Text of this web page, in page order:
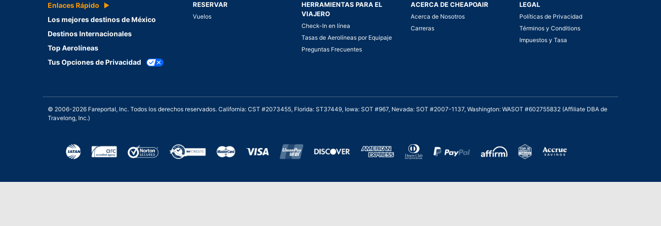
Enlaces Rápido
Los mejores destinos de México
Destinos Internacionales
Top Aerolíneas
Tus Opciones de Privacidad
RESERVAR
Vuelos
HERRAMIENTAS PARA EL
VIAJERO
Check-In en línea
Tasas de Aerolíneas por Equipaje
Preguntas Frecuentes
ACERCA DE CHEAPOAIR
Acerca de Nosotros
Carreras
LEGAL
Políticas de Privacidad
Términos y Conditions
Impuestos y Tasa
© 2006-2026 Fareportal, Inc. Todos los derechos reservados. California: CST #2073455, Florida: ST37449, Iowa: SOT #967, Nevada: SOT #2007-1137, Washington: WASOT #602755832 (Affiliate DBA de
Travelong, Inc.)